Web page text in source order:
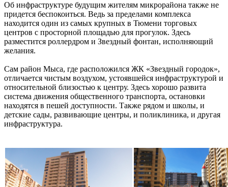
Об инфраструктуре будущим жителям микрорайона также не
придется беспокоиться. Ведь за пределами комплекса
находится один из самых крупных в Тюмени торговых
центров с просторной площадью для прогулок. Здесь
разместится роллердром и Звездный фонтан, исполняющий
желания.
Сам район Мыса, где расположился ЖК «Звездный городок»,
отличается чистым воздухом, устоявшейся инфраструктурой и
относительной близостью к центру. Здесь хорошо развита
система движения общественного транспорта, остановки
находятся в пешей доступности. Также рядом и школы, и
детские сады, развивающие центры, и поликлиника, и другая
инфраструктура.